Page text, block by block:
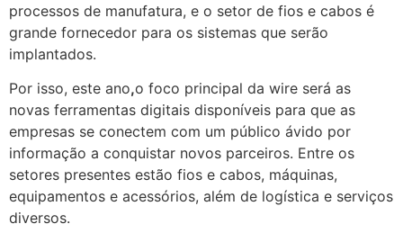
processos de manufatura, e o setor de fios e cabos é
grande fornecedor para os sistemas que serão
implantados.
Por isso, este ano,o foco principal da wire será as
novas ferramentas digitais disponíveis para que as
empresas se conectem com um público ávido por
informação a conquistar novos parceiros. Entre os
setores presentes estão fios e cabos, máquinas,
equipamentos e acessórios, além de logística e serviços
diversos.